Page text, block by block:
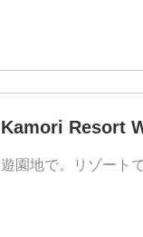
Kamori Resort
遊園地で。リゾート